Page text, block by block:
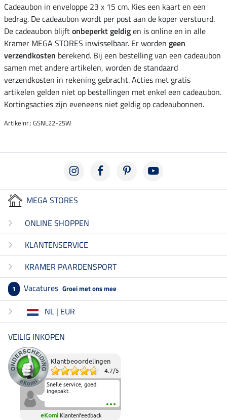
Cadeaubon in enveloppe 23 x 15 cm. Kies een kaart en een
bedrag. De cadeaubon wordt per post aan de koper verstuurd.
De cadeaubon blijftonbeperkt geldigen is online en in alle
Kramer MEGA STORES inwisselbaar. Er worden geen
verzendkosten berekend. Bij een bestelling van een cadeaubon
samen met andere artikelen, worden de standaard
verzendkosten in rekening gebracht. Acties met gratis
artikelen gelden niet op bestellingen met enkel een cadeaubon.
Kortingsacties zijn eveneens niet geldig op cadeaubonnen.
Artikelnr.: GSNL22-25W
MEGA STORES
ONLINE SHOPPEN
KLANTENSERVICE
KRAMER PAARDENSPORT
1 Vacatures Groei met ons mee
NL | EUR
VEILIG INKOPEN
Klantbeoordelingen
4.7/5
Snelle service, goed
ingepakt.
eKomi Klantenfeedback